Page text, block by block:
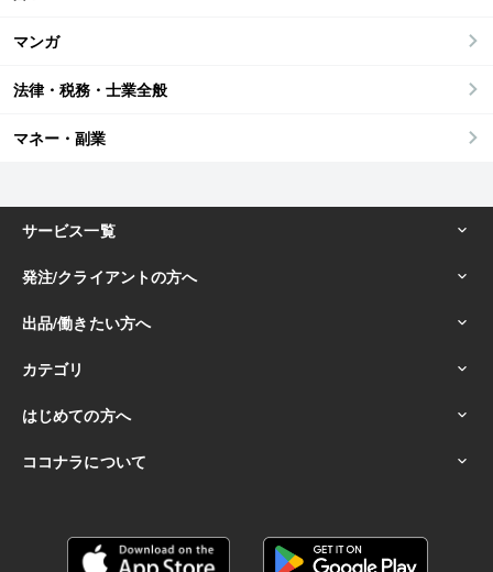
マンガ
法律・税務・士業全般
マネー・副業